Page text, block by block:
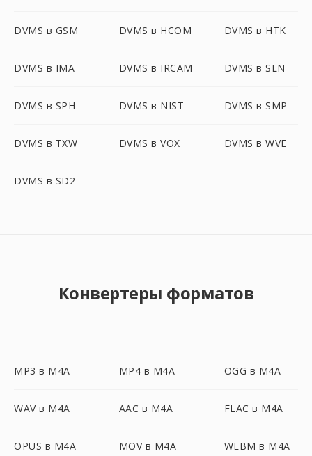
DVMS в GSM DVMS в HCOM DVMS в HTK
DVMS в IMA DVMS в IRCAM DVMS в SLN
DVMS в SPH DVMS в NIST DVMS в SMP
DVMS в TXW DVMS в VOX DVMS в WVE
DVMS в SD2
Конвертеры форматов
MP3 в M4A MP4 в M4A OGG в M4A
WAV в M4A AAC в M4A FLAC в M4A
OPUS в M4A MOV в M4A WEBM в M4A